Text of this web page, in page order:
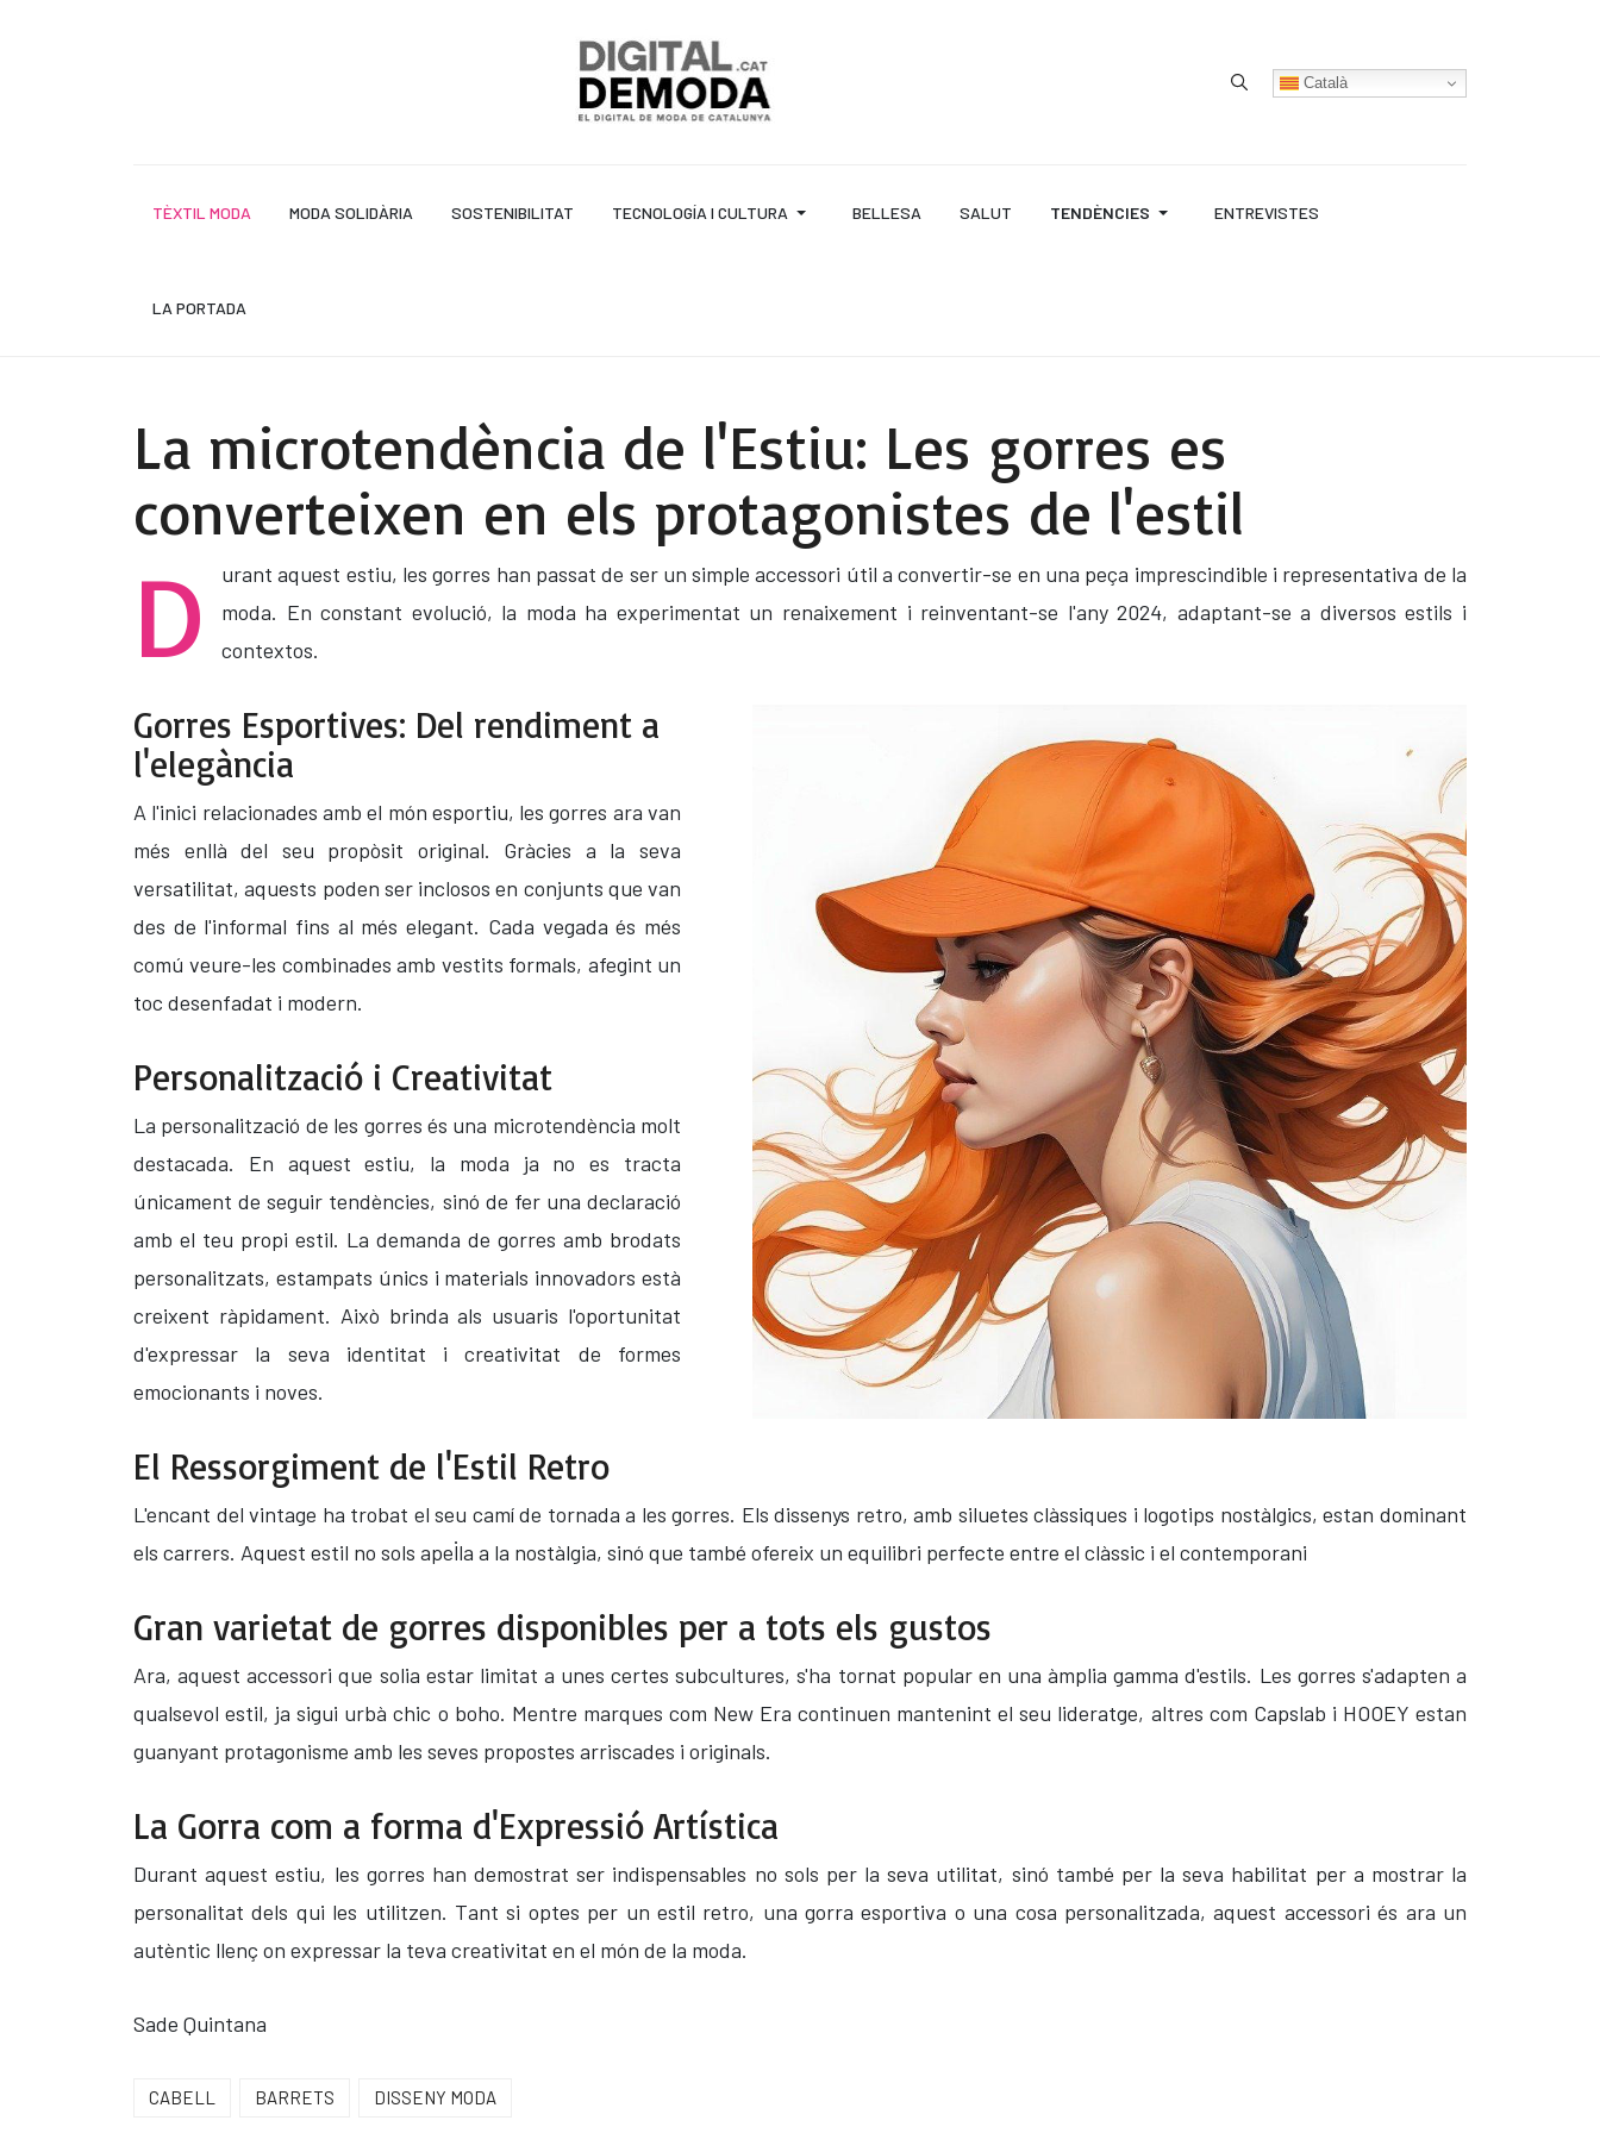
Type 2 or more characters for results.
Català
TÈXTIL MODA MODA SOLIDÀRIA SOSTENIBILITAT TECNOLOGÍA I CULTURA BELLESA SALUT TENDÈNCIES ENTREVISTES
LA PORTADA
La microtendència de l'Estiu: Les gorres es
converteixen en els protagonistes de l'estil
D
urant aquest estiu, les gorres han passat de ser un simple accessori útil a convertir-se en una peça imprescindible i representativa de la
moda. En constant evolució, la moda ha experimentat un renaixement i reinventant-se l'any 2024, adaptant-se a diversos estils i
contextos.
Gorres Esportives: Del rendiment a
l'elegància
A l'inici relacionades amb el món esportiu, les gorres ara van
més enllà del seu propòsit original. Gràcies a la seva
versatilitat, aquests poden ser inclosos en conjunts que van
des de l'informal fins al més elegant. Cada vegada és més
comú veure-les combinades amb vestits formals, afegint un
toc desenfadat i modern.
Personalització i Creativitat
La personalització de les gorres és una microtendència molt
destacada. En aquest estiu, la moda ja no es tracta
únicament de seguir tendències, sinó de fer una declaració
amb el teu propi estil. La demanda de gorres amb brodats
personalitzats, estampats únics i materials innovadors està
creixent ràpidament. Això brinda als usuaris l'oportunitat
d'expressar la seva identitat i creativitat de formes
emocionants i noves.
El Ressorgiment de l'Estil Retro
L'encant del vintage ha trobat el seu camí de tornada a les gorres. Els dissenys retro, amb siluetes clàssiques i logotips nostàlgics, estan dominant
els carrers. Aquest estil no sols apel·la a la nostàlgia, sinó que també ofereix un equilibri perfecte entre el clàssic i el contemporani
Gran varietat de gorres disponibles per a tots els gustos
Ara, aquest accessori que solia estar limitat a unes certes subcultures, s'ha tornat popular en una àmplia gamma d'estils. Les gorres s'adapten a
qualsevol estil, ja sigui urbà chic o boho. Mentre marques com New Era continuen mantenint el seu lideratge, altres com Capslab i HOOEY estan
guanyant protagonisme amb les seves propostes arriscades i originals.
La Gorra com a forma d'Expressió Artística
Durant aquest estiu, les gorres han demostrat ser indispensables no sols per la seva utilitat, sinó també per la seva habilitat per a mostrar la
personalitat dels qui les utilitzen. Tant si optes per un estil retro, una gorra esportiva o una cosa personalitzada, aquest accessori és ara un
autèntic llenç on expressar la teva creativitat en el món de la moda.
Sade Quintana
CABELL BARRETS DISSENY MODA